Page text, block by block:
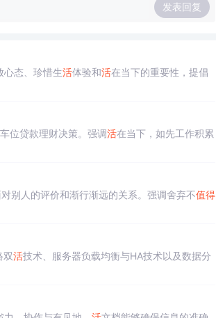
发表回复
心态、珍惜生活体验和活在当下的重要性，提倡
位贷款理财决策。强调活在当下，如先工作积累
别人的评价和渐行渐远的关系。强调舍弃不值得
双活技术、服务器负载均衡与HA技术以及数据分